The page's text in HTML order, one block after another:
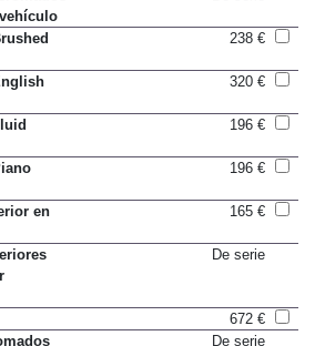
en
672 €